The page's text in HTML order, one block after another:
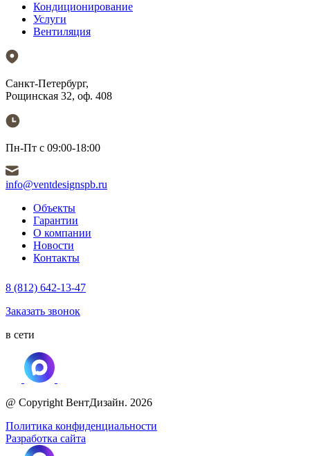
Кондиционирование
Услуги
Вентиляция
Санкт-Петербург,
Рощинская 32, оф. 408
Пн-Пт с 09:00-18:00
info@ventdesignspb.ru
Объекты
Гарантии
О компании
Новости
Контакты
8 (812) 642-13-47
Заказать звонок
в сети
@ Copyright ВентДизайн. 2026
Политика конфиденциальности
Разработка сайта